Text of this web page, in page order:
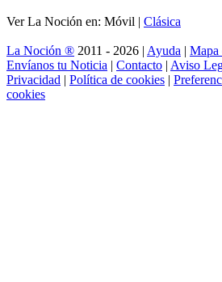
Ver La Noción en: Móvil | Clásica
La Noción ® 2011 - 2026 | Ayuda | Mapa
Envíanos tu Noticia | Contacto | Aviso
Privacidad | Política de cookies |
cookies